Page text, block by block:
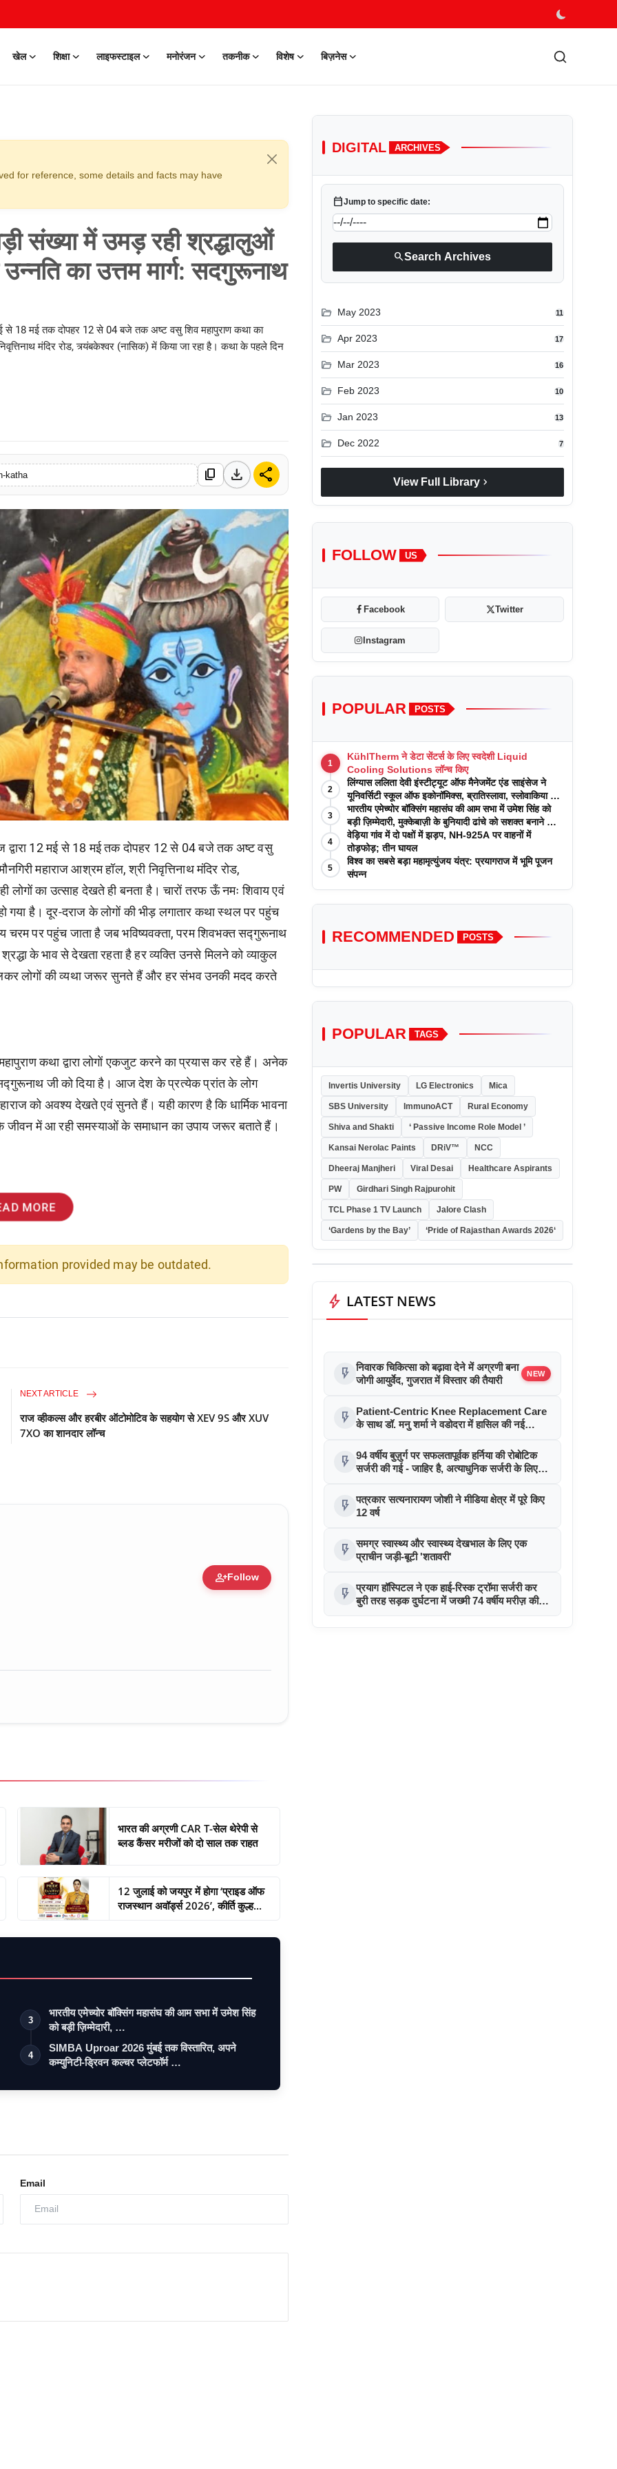
खेल शिक्षा लाइफस्टाइल मनोरंजन तकनीक विशेष बिज़नेस
for reference, some details and facts may have
संख्या में उमड़ रही श्रद्धालुओं
का उत्तम मार्ग: सदगुरूनाथ
से 18 मई तक दोपहर 12 से 04 बजे तक अष्ट वसु शिव महापुराण कथा का
मंदिर रोड, त्र्यंबकेश्वर (नासिक) में किया जा रहा है। कथा के पहले दिन
2026
katha content_copy download share
द्वारा 12 मई से 18 मई तक दोपहर 12 से 04 बजे तक अष्ट वसु
महाराज आश्रम हॉल, श्री निवृत्तिनाथ मंदिर रोड,
का उत्साह देखते ही बनता है। चारों तरफ ऊँ नमः शिवाय एवं
है। दूर-दराज के लोगों की भीड़ लगातार कथा स्थल पर पहुंच
चरम पर पहुंच जाता है जब भविष्यवक्ता, परम शिवभक्त सद्गुरूनाथ
के भाव से देखता रहता है हर व्यक्ति उनसे मिलने को व्याकुल
लोगों की व्यथा जरूर सुनते हैं और हर संभव उनकी मदद करते
महापुराण कथा द्वारा लोगों एकजुट करने का प्रयास कर रहे हैं। अनेक
जी को दिया है। आज देश के प्रत्येक प्रांत के लोग
को अवश्य देखते एवं सुनते हैं। यही कारण है कि धार्मिक भावना
जीवन में आ रही समस्याओं के समाधान का उपाय जरूर बताते हैं।
MORE
provided may be outdated.
NEXT ARTICLE
राज व्हीकल्स और हरबीर ऑटोमोटिव के सहयोग से XEV 9S और XUV
7XO का शानदार लॉन्च
person_addFollow
• 30 Mar, 2026
भारत की अग्रणी CAR T-सेल थेरेपी से
ब्लड कैंसर मरीजों को दो साल तक राहत
12 जुलाई को जयपुर में होगा ‘प्राइड ऑफ
राजस्थान अवॉर्ड्स 2026’, कीर्ति कुल्ह...
3
भारतीय एमेच्योर बॉक्सिंग महासंघ की आम सभा में उमेश सिंह
को बड़ी ज़िम्मेदारी, …
4
SIMBA Uproar 2026 मुंबई तक विस्तारित, अपने
कम्युनिटी-ड्रिवन कल्चर प्लेटफॉर्म …
Email
DIGITAL ARCHIVES
calendar_todayJump to specific date:
searchSearch Archives
folder_open May 2023 11
folder_open Apr 2023 17
folder_open Mar 2023 16
folder_open Feb 2023 10
folder_open Jan 2023 13
folder_open Dec 2022 7
View Full Library chevron_right
FOLLOW US
Facebook Twitter
Instagram
POPULAR POSTS
1
KühlTherm ने डेटा सेंटर्स के लिए स्वदेशी Liquid
Cooling Solutions लॉन्च किए
2
लिंग्यास ललिता देवी इंस्टीट्यूट ऑफ मैनेजमेंट एंड साइंसेज ने
यूनिवर्सिटी स्कूल ऑफ इकोनॉमिक्स, ब्रातिस्लावा, स्लोवाकिया के
साथ अकादमिक पत्रिकाओं में प्रकाशन रणनीतियों पर एक
दिवसीय कार्यशाला का आयोजन किया
3
भारतीय एमेच्योर बॉक्सिंग महासंघ की आम सभा में उमेश सिंह को
बड़ी ज़िम्मेदारी, मुक्केबाज़ी के बुनियादी ढांचे को सशक्त बनाने का
वादा
4
वेड़िया गांव में दो पक्षों में झड़प, NH-925A पर वाहनों में
तोड़फोड़; तीन घायल
5
विश्व का सबसे बड़ा महामृत्युंजय यंत्र: प्रयागराज में भूमि पूजन
संपन्न
RECOMMENDED POSTS
POPULAR TAGS
Invertis University LG Electronics Mica
SBS University ImmunoACT Rural Economy
Shiva and Shakti ‘ Passive Income Role Model ’
Kansai Nerolac Paints DRiV™ NCC
Dheeraj Manjheri Viral Desai Healthcare Aspirants
PW Girdhari Singh Rajpurohit
TCL Phase 1 TV Launch Jalore Clash
‘Gardens by the Bay’ ‘Pride of Rajasthan Awards 2026‘
bolt LATEST NEWS
flash_on निवारक चिकित्सा को बढ़ावा देने में अग्रणी बना
जोगी आयुर्वेद, गुजरात में विस्तार की तैयारी
NEW
flash_on
Patient-Centric Knee Replacement Care
के साथ डॉ. मनु शर्मा ने वडोदरा में हासिल की नई
flash_on 94 वर्षीय बुज़ुर्ग पर सफलतापूर्वक हर्निया की रोबोटिक
सर्जरी की गई - जाहिर है, अत्याधुनिक सर्जरी के लिए
flash_on पत्रकार सत्यनारायण जोशी ने मीडिया क्षेत्र में पूरे किए
12 वर्ष
flash_on समग्र स्वास्थ्य और स्वास्थ्य देखभाल के लिए एक
प्राचीन जड़ी-बूटी 'शतावरी'
flash_on प्रयाग हॉस्पिटल ने एक हाई-रिस्क ट्रॉमा सर्जरी कर
बुरी तरह सड़क दुर्घटना में जख्मी 74 वर्षीय मरीज़ की